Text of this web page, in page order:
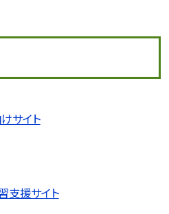
サイト
支援サイト